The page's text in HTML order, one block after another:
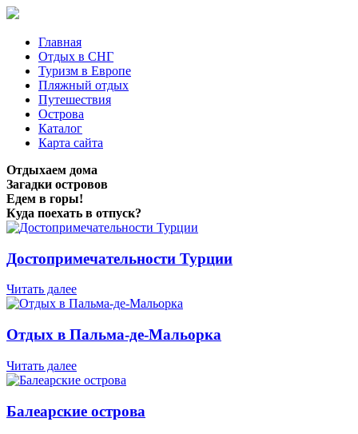
Главная
Отдых в СНГ
Туризм в Европе
Пляжный отдых
Путешествия
Острова
Каталог
Карта сайта
Отдыхаем дома
Загадки островов
Едем в горы!
Куда поехать в отпуск?
Достопримечательности Турции
Читать далее
Отдых в Пальма-де-Мальорка
Читать далее
Балеарские острова